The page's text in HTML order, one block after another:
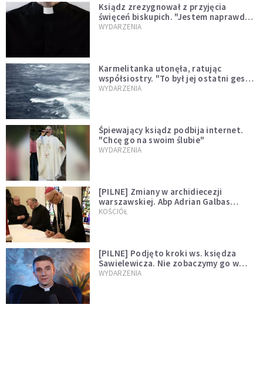
Ksiądz zrezygnował z przyjęcia
święceń biskupich. "Jestem naprawdę
niegodny"
WYDARZENIA
Karmelitanka utonęła, ratując
współsiostry. "To był jej ostatni gest
miłości"
WYDARZENIA
Śpiewający ksiądz podbija internet.
"Chcę go na swoim ślubie"
WYDARZENIA
[PILNE] Zmiany w archidiecezji
warszawskiej. Abp Adrian Galbas
wręczył dekrety nowym proboszczom
KOŚCIÓŁ
[PILNE] Podjęto kroki ws. księdza
Sawielewicza. Nie zobaczymy go w
mediach
WYDARZENIA